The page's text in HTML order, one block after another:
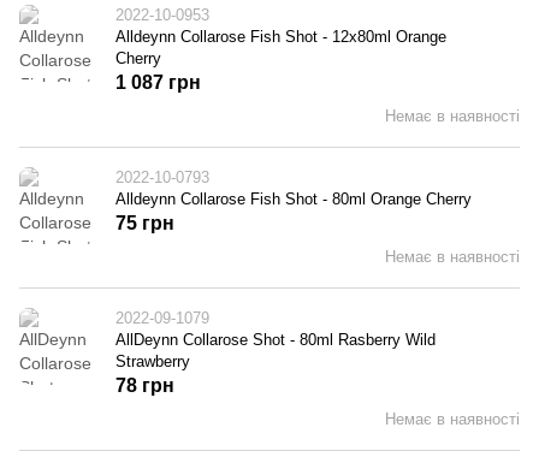
2022-10-0953
Alldeynn Collarose Fish Shot - 12x80ml Orange
Cherry
Немає в наявності
1 087 грн
2022-10-0793
Alldeynn Collarose Fish Shot - 80ml Orange Cherry
Немає в наявності
75 грн
2022-09-1079
AllDeynn Collarose Shot - 80ml Rasberry Wild
Strawberry
Немає в наявності
78 грн